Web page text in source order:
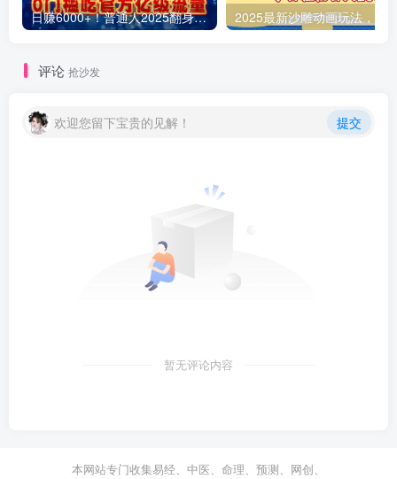
日赚6000+！普通人2025翻身必做项目，抖音Ai无人直播躺赚新风口，0门槛吃官方亿级流量
评论 抢沙发
欢迎您留下宝贵的见解！ 提交
暂无评论内容
本网站专门收集易经、中医、命理、预测、网创、